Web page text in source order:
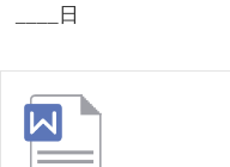
____日